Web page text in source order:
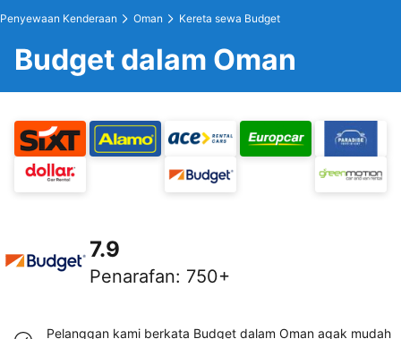
Penyewaan Kenderaan Oman Kereta sewa Budget
Budget dalam Oman
7.9
Penarafan: 750+
Pelanggan kami berkata Budget dalam Oman agak mudah